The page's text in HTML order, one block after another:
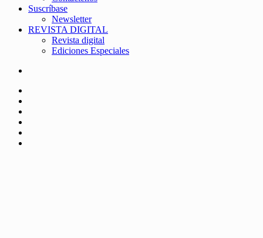
Suscríbase
Newsletter
REVISTA DIGITAL
Revista digital
Ediciones Especiales